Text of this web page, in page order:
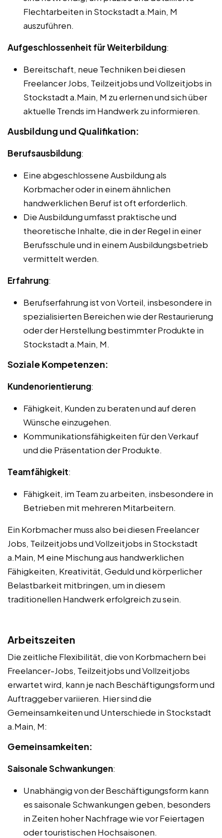
Flechtarbeiten in Stockstadt a.Main, M
auszuführen.
Aufgeschlossenheit für Weiterbildung:
Bereitschaft, neue Techniken bei diesen
Freelancer Jobs, Teilzeitjobs und Vollzeitjobs in
Stockstadt a.Main, M zu erlernen und sich über
aktuelle Trends im Handwerk zu informieren.
Ausbildung und Qualifikation:
Berufsausbildung:
Eine abgeschlossene Ausbildung als
Korbmacher oder in einem ähnlichen
handwerklichen Beruf ist oft erforderlich.
Die Ausbildung umfasst praktische und
theoretische Inhalte, die in der Regel in einer
Berufsschule und in einem Ausbildungsbetrieb
vermittelt werden.
Erfahrung:
Berufserfahrung ist von Vorteil, insbesondere in
spezialisierten Bereichen wie der Restaurierung
oder der Herstellung bestimmter Produkte in
Stockstadt a.Main, M.
Soziale Kompetenzen:
Kundenorientierung:
Fähigkeit, Kunden zu beraten und auf deren
Wünsche einzugehen.
Kommunikationsfähigkeiten für den Verkauf
und die Präsentation der Produkte.
Teamfähigkeit:
Fähigkeit, im Team zu arbeiten, insbesondere in
Betrieben mit mehreren Mitarbeitern.
Ein Korbmacher muss also bei diesen Freelancer
Jobs, Teilzeitjobs und Vollzeitjobs in Stockstadt
a.Main, M eine Mischung aus handwerklichen
Fähigkeiten, Kreativität, Geduld und körperlicher
Belastbarkeit mitbringen, um in diesem
traditionellen Handwerk erfolgreich zu sein.
Arbeitszeiten
Die zeitliche Flexibilität, die von Korbmachern bei
Freelancer-Jobs, Teilzeitjobs und Vollzeitjobs
erwartet wird, kann je nach Beschäftigungsform und
Auftraggeber variieren. Hier sind die
Gemeinsamkeiten und Unterschiede in Stockstadt
a.Main, M:
Gemeinsamkeiten:
Saisonale Schwankungen:
Unabhängig von der Beschäftigungsform kann
es saisonale Schwankungen geben, besonders
in Zeiten hoher Nachfrage wie vor Feiertagen
oder touristischen Hochsaisonen.